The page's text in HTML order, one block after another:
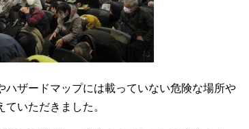
ザードマップには載っていない危険な場所や
いただきました。